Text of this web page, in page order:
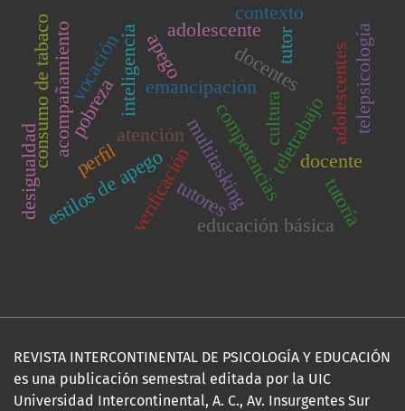
multitasking
atención
emancipación
veriﬁcación
inteligencia
competencias
tutores
docentes
teletrabajo
apego
cultura
estilos de apego educación básica
docente
vocación
acompañamiento adolescente tutor
tutoría
adolescentes
contexto
perﬁl
consumo de tabaco telepsicología
desigualdad
pobreza
REVISTA INTERCONTINENTAL DE PSICOLOGÍA Y EDUCACIÓN
es una publicación semestral editada por la UIC
Universidad Intercontinental, A. C., Av. Insurgentes Sur